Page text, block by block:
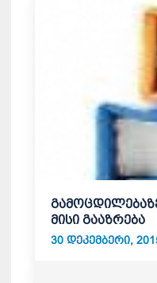
მისი გააზრება
30 ᲓᲔᲙᲔᲛᲑᲔᲠᲘ,